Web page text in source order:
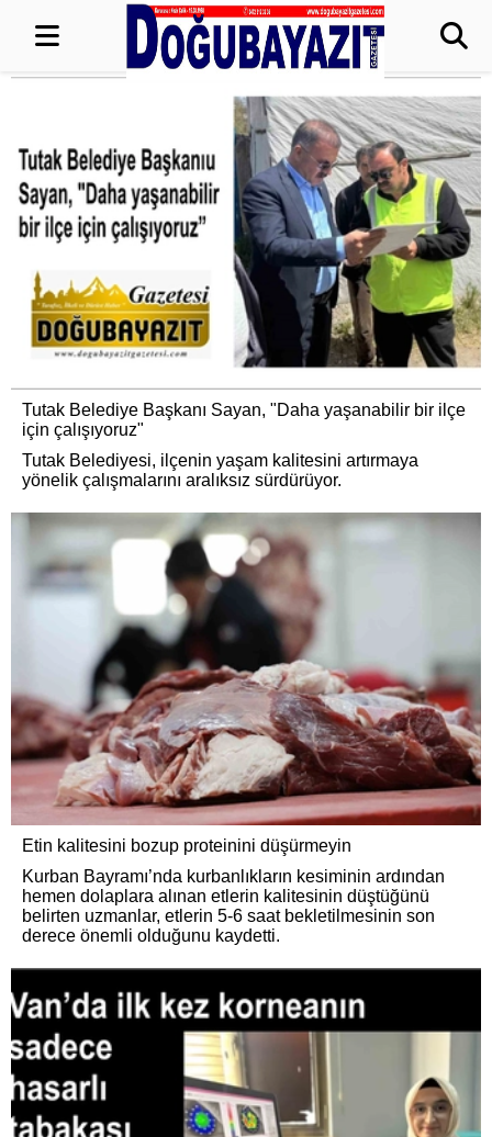
Tutak Belediye Başkanı Sayan, "Daha yaşanabilir bir ilçe
için çalışıyoruz"
Tutak Belediyesi, ilçenin yaşam kalitesini artırmaya
yönelik çalışmalarını aralıksız sürdürüyor.
Etin kalitesini bozup proteinini düşürmeyin
Kurban Bayramı’nda kurbanlıkların kesiminin ardından
hemen dolaplara alınan etlerin kalitesinin düştüğünü
belirten uzmanlar, etlerin 5-6 saat bekletilmesinin son
derece önemli olduğunu kaydetti.